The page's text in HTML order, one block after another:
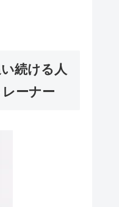
続ける人
ーナー